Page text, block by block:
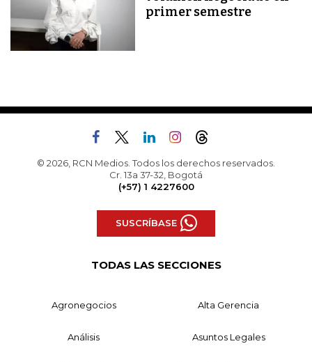
primer semestre
© 2026, RCN Medios. Todos los derechos reservados.
Cr. 13a 37-32, Bogotá
(+57) 1 4227600
SUSCRÍBASE
TODAS LAS SECCIONES
Agronegocios Alta Gerencia
Análisis Asuntos Legales